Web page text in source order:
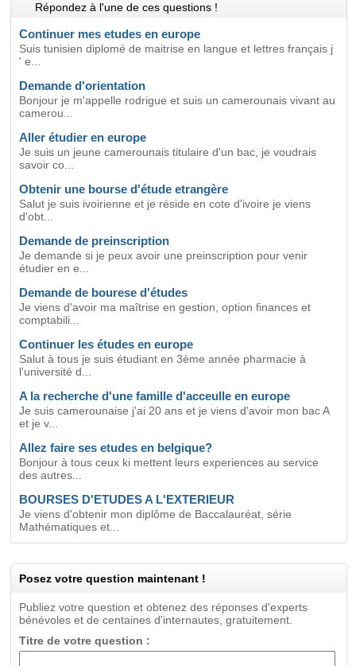
Répondez à l'une de ces questions !
Continuer mes etudes en europe
Suis tunisien diplomé de maitrise en langue et lettres français j
' e...
Demande d'orientation
Bonjour je m'appelle rodrigue et suis un camerounais vivant au
camerou...
Aller étudier en europe
Je suis un jeune camerounais titulaire d'un bac, je voudrais
savoir co...
Obtenir une bourse d'étude etrangère
Salut je suis ivoirienne et je réside en cote d'ivoire je viens
d'obt...
Demande de preinscription
Je demande si je peux avoir une preinscription pour venir
étudier en e...
Demande de bourese d'études
Je viens d'avoir ma maîtrise en gestion, option finances et
comptabili...
Continuer les études en europe
Salut à tous je suis étudiant en 3ème année pharmacie à
l'université d...
A la recherche d'une famille d'acceulle en europe
Je suis camerounaise j'ai 20 ans et je viens d'avoir mon bac A
et je v...
Allez faire ses etudes en belgique?
Bonjour à tous ceux ki mettent leurs experiences au service
des autres...
BOURSES D'ETUDES A L'EXTERIEUR
Je viens d'obtenir mon diplôme de Baccalauréat, série
Mathématiques et...
Posez votre question maintenant !
Publiez votre question et obtenez des réponses d'experts
bénévoles et de centaines d'internautes, gratuitement.
Titre de votre question :